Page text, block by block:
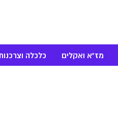
מז"א ואקלים כלכלה